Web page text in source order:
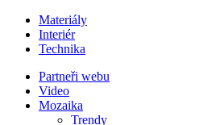
Materiály
Interiér
Technika
Partneři webu
Video
Mozaika
Trendy